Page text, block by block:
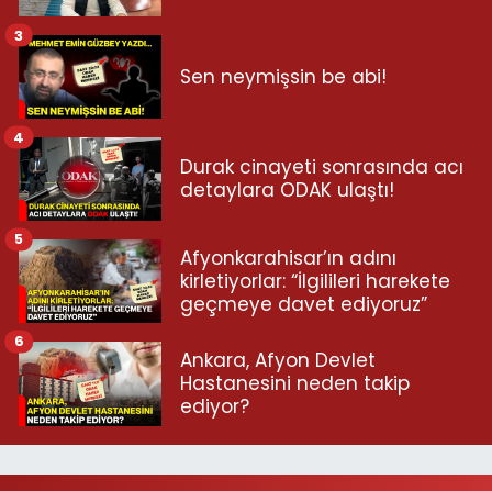
Sen neymişsin be abi!
3
Durak cinayeti sonrasında acı
detaylara ODAK ulaştı!
4
Afyonkarahisar’ın adını
kirletiyorlar: “İlgilileri harekete
geçmeye davet ediyoruz”
5
Ankara, Afyon Devlet
Hastanesini neden takip
ediyor?
6